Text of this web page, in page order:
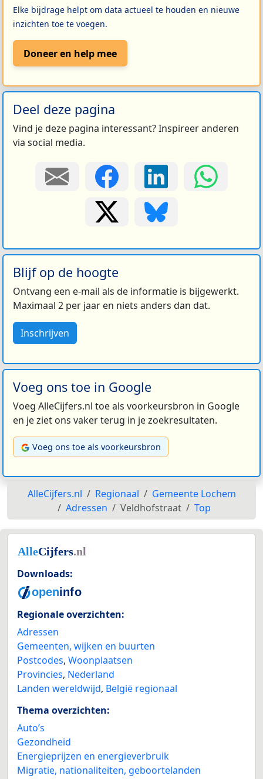
Elke bijdrage helpt om data actueel te houden en nieuwe
inzichten toe te voegen.
Doneer en help mee
Deel deze pagina
Vind je deze pagina interessant? Inspireer anderen
via social media.
Blijf op de hoogte
Ontvang een e-mail als de informatie is bijgewerkt.
Maximaal 2 per jaar en niets anders dan dat.
Inschrijven
Voeg ons toe in Google
Voeg AlleCijfers.nl toe als voorkeursbron in Google
en je ziet ons vaker terug in je zoekresultaten.
Voeg ons toe als voorkeursbron
AlleCijfers.nl Regionaal
Gemeente Lochem
Adressen
Veldhofstraat Top
Downloads:
Regionale overzichten:
Adressen
Gemeenten, wijken en buurten
Postcodes, Woonplaatsen
Provincies, Nederland
Landen wereldwijd, België regionaal
Thema overzichten:
Auto’s
Gezondheid
Energieprijzen en energieverbruik
Migratie, nationaliteiten, geboortelanden